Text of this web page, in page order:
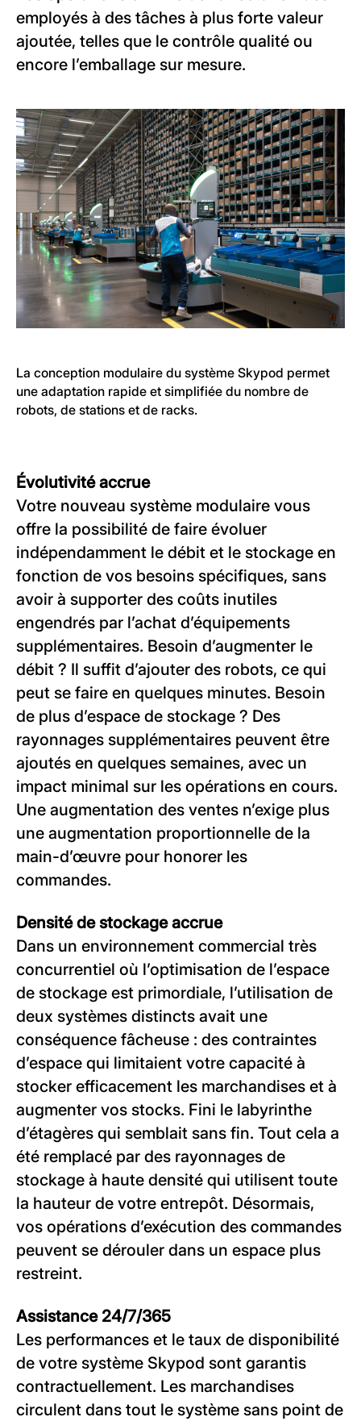
employés à des tâches à plus forte valeur
ajoutée, telles que le contrôle qualité ou
encore l’emballage sur mesure.
La conception modulaire du système Skypod permet
une adaptation rapide et simplifiée du nombre de
robots, de stations et de racks.
Évolutivité accrue
Votre nouveau système modulaire vous
offre la possibilité de faire évoluer
indépendamment le débit et le stockage en
fonction de vos besoins spécifiques, sans
avoir à supporter des coûts inutiles
engendrés par l’achat d’équipements
supplémentaires. Besoin d’augmenter le
débit ? Il suffit d’ajouter des robots, ce qui
peut se faire en quelques minutes. Besoin
de plus d’espace de stockage ? Des
rayonnages supplémentaires peuvent être
ajoutés en quelques semaines, avec un
impact minimal sur les opérations en cours.
Une augmentation des ventes n’exige plus
une augmentation proportionnelle de la
main-d’œuvre pour honorer les
commandes.
Densité de stockage accrue
Dans un environnement commercial très
concurrentiel où l’optimisation de l’espace
de stockage est primordiale, l’utilisation de
deux systèmes distincts avait une
conséquence fâcheuse : des contraintes
d’espace qui limitaient votre capacité à
stocker efficacement les marchandises et à
augmenter vos stocks. Fini le labyrinthe
d’étagères qui semblait sans fin. Tout cela a
été remplacé par des rayonnages de
stockage à haute densité qui utilisent toute
la hauteur de votre entrepôt. Désormais,
vos opérations d’exécution des commandes
peuvent se dérouler dans un espace plus
restreint.
Assistance 24/7/365
Les performances et le taux de disponibilité
de votre système Skypod sont garantis
contractuellement. Les marchandises
circulent dans tout le système sans point de